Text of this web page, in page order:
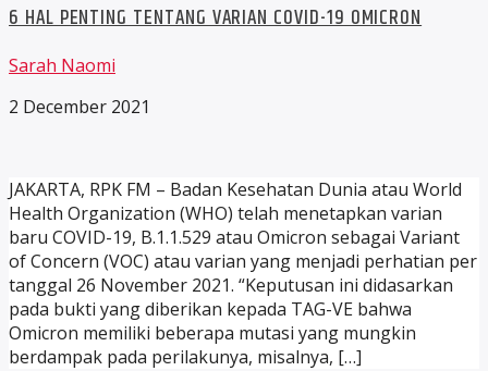
6 HAL PENTING TENTANG VARIAN COVID-19 OMICRON
Sarah Naomi
2 December 2021
JAKARTA, RPK FM – Badan Kesehatan Dunia atau World
Health Organization (WHO) telah menetapkan varian
baru COVID-19, B.1.1.529 atau Omicron sebagai Variant
of Concern (VOC) atau varian yang menjadi perhatian per
tanggal 26 November 2021. “Keputusan ini didasarkan
pada bukti yang diberikan kepada TAG-VE bahwa
Omicron memiliki beberapa mutasi yang mungkin
berdampak pada perilakunya, misalnya, […]